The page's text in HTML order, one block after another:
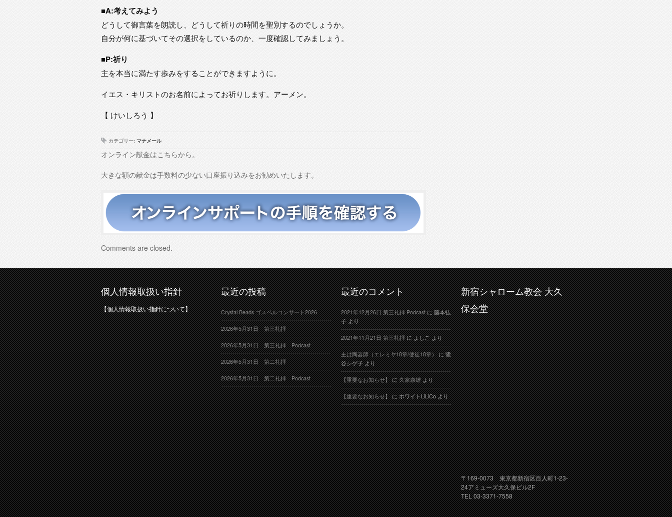
■A:考えてみよう
どうして御言葉を朗読し、どうして祈りの時間を聖別するのでしょうか。
自分が何に基づいてその選択をしているのか、一度確認してみましょう。
■P:祈り
主を本当に満たす歩みをすることができますように。
イエス・キリストのお名前によってお祈りします。アーメン。
【 けいしろう 】
カテゴリー: マナメール
オンライン献金はこちらから。
大きな額の献金は手数料の少ない口座振り込みをお勧めいたします。
Comments are closed.
個人情報取扱い指針
【個人情報取扱い指針について】
最近の投稿
Crystal Beads ゴスペルコンサート2026
2026年5月31日 第三礼拝
2026年5月31日 第三礼拝 Podcast
2026年5月31日 第二礼拝
2026年5月31日 第二礼拝 Podcast
最近のコメント
2021年12月26日 第三礼拝 Podcastに藤本弘
子より
2021年11月21日 第三礼拝によしこより
主は陶器師（エレミヤ18章/使徒18章）に鷺
谷シゲ子より
【重要なお知らせ】に久家康雄より
【重要なお知らせ】にホワイトLiLiCoより
新宿シャローム教会 大久
保会堂
〒169-0073 東京都新宿区百人町1-23-
24アミューズ大久保ビル2F
TEL 03-3371-7558